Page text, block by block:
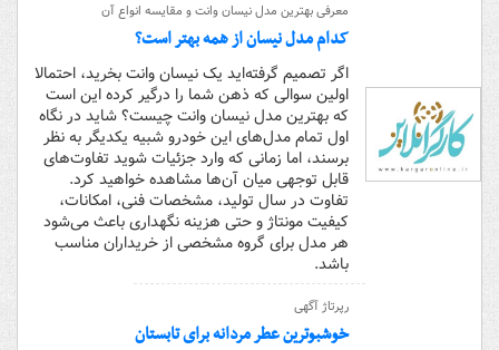
معرفی بهترین مدل نیسان وانت و مقایسه انواع آن
کدام مدل نیسان از همه بهتر است؟
اگر تصمیم گرفته‌اید یک نیسان وانت بخرید، احتمالا
اولین سوالی که ذهن شما را درگیر کرده این است
که بهترین مدل نیسان وانت چیست؟ شاید در نگاه
اول تمام مدل‌های این خودرو شبیه یکدیگر به نظر
برسند، اما زمانی که وارد جزئیات شوید تفاوت‌های
قابل توجهی میان آن‌ها مشاهده خواهید کرد.
تفاوت در سال تولید، مشخصات فنی، امکانات،
کیفیت مونتاژ و حتی هزینه نگهداری باعث می‌شود
هر مدل برای گروه مشخصی از خریداران مناسب
باشد.
رپرتاژ آگهی
خوشبوترین عطر مردانه برای تابستان